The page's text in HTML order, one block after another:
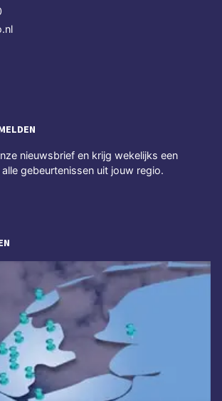
nieuwsbrief en krijg wekelijks een
gebeurtenissen uit jouw regio.